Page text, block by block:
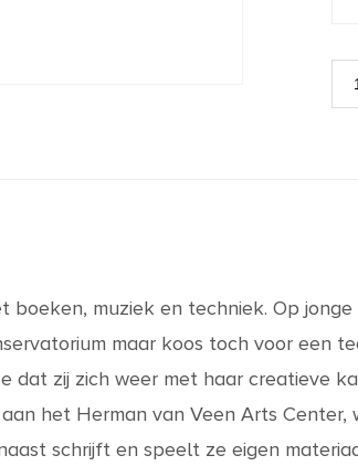
Iets
het
boeken, muziek en techniek. Op
maar koos toch voor een
dat zij zich weer met haar creatieve
aan het Herman van Veen Arts
schrijft en speelt ze eigen